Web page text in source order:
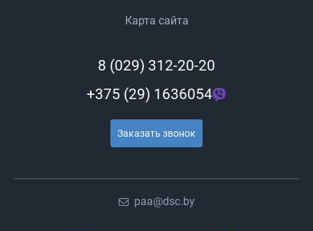
Карта сайта
8 (029) 312-20-20
+375 (29) 1636054
Заказать звонок
paa@dsc.by